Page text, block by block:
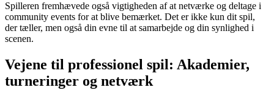
Spilleren fremhævede også vigtigheden af at netværke og deltage i
community events for at blive bemærket. Det er ikke kun dit spil,
der tæller, men også din evne til at samarbejde og din synlighed i
scenen.
Vejene til professionel spil: Akademier,
turneringer og netværk